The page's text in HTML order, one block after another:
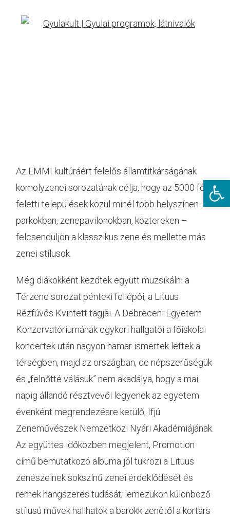
Az EMMI kultúráért felelős államtitkárságának
komolyzenei sorozatának célja, hogy az 5000 fő
feletti települések közül minél több helyszínen –
parkokban, zenepavilonokban, köztereken –
felcsendüljön a klasszikus zene és mellette más
zenei stílusok.
Még diákokként kezdtek együtt muzsikálni a
Térzene sorozat pénteki fellépői, a Lituus
Rézfúvós Kvintett tagjai. A Debreceni Egyetem
Konzervatóriumának egykori hallgatói a főiskolai
koncertek után nagyon hamar ismertek lettek a
térségben, majd az országban, de népszerűségük
és „felnőtté válásuk” nem akadálya, hogy a mai
napig állandó résztvevői legyenek az egyetem
évenként megrendezésre kerülő, Ifjú
Zeneművészek Nemzetközi Nyári Akadémiájának.
Az együttes időközben megjelent, Promotion
című bemutatkozó albuma jól tükrözi a Lituus
zenészeinek sokszínű zenei érdeklődését és
remek hangszeres tudását; lemezükön különböző
stílusú művek hallhatók a barokk zenétől a kortárs